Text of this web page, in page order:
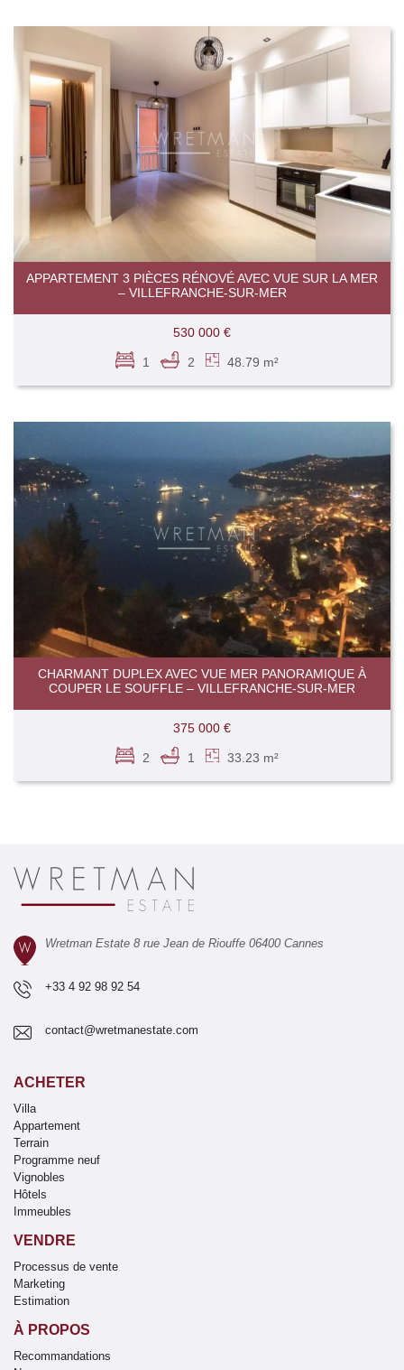
APPARTEMENT 3 PIÈCES RÉNOVÉ AVEC VUE SUR LA MER
– VILLEFRANCHE-SUR-MER
530 000 €
1 2 48.79 m²
CHARMANT DUPLEX AVEC VUE MER PANORAMIQUE À
COUPER LE SOUFFLE – VILLEFRANCHE-SUR-MER
375 000 €
2 1 33.23 m²
Wretman Estate 8 rue Jean de Riouffe 06400 Cannes
+33 4 92 98 92 54
contact@wretmanestate.com
ACHETER
Villa
Appartement
Terrain
Programme neuf
Vignobles
Hôtels
Immeubles
VENDRE
Processus de vente
Marketing
Estimation
À PROPOS
Recommandations